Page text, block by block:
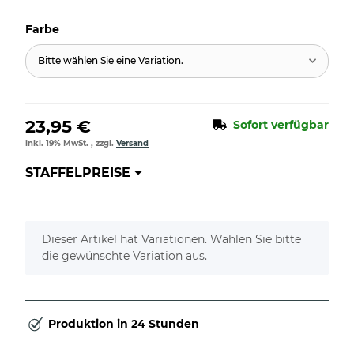
Farbe
Bitte wählen Sie eine Variation.
23,95 € Sofort verfügbar
inkl. 19% MwSt. , zzgl. Versand
STAFFELPREISE
x
Dieser Artikel hat Variationen. Wählen Sie bitte
die gewünschte Variation aus.
Produktion in 24 Stunden